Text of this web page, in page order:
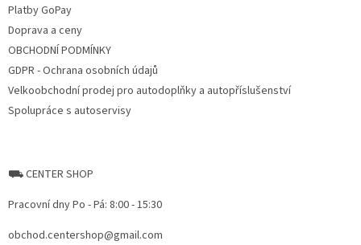
Platby GoPay
Doprava a ceny
OBCHODNÍ PODMÍNKY
GDPR - Ochrana osobních údajů
Velkoobchodní prodej pro autodoplňky a autopříslušenství
Spolupráce s autoservisy
⛟ CENTER SHOP
Pracovní dny Po - Pá: 8:00 - 15:30
obchod.centershop@gmail.com